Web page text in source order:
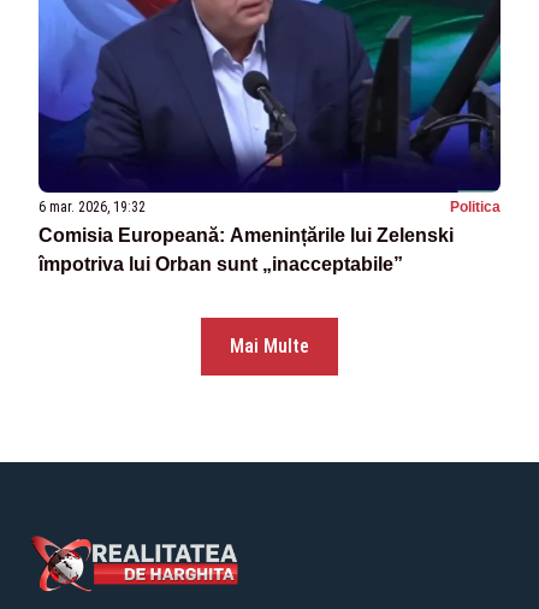
6 mar. 2026, 19:32 Politica
Comisia Europeană: Amenințările lui Zelenski
împotriva lui Orban sunt „inacceptabile”
Mai Multe